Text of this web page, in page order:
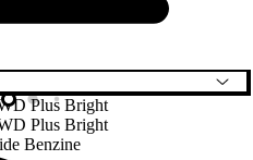
Plus Bright
Benzine
Plus Bright